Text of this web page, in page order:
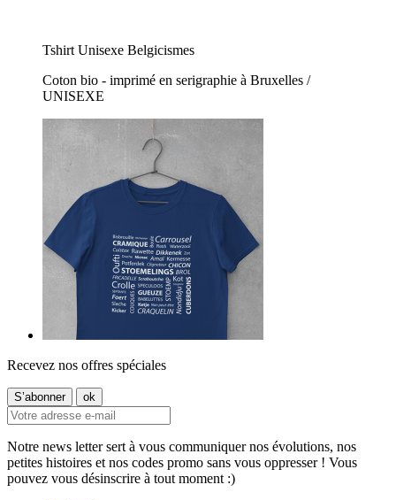
Tshirt Unisexe Belgicismes
Coton bio - imprimé en serigraphie à Bruxelles /
UNISEXE
Recevez nos offres spéciales
Notre news letter sert à vous communiquer nos évolutions, nos
petites histoires et nos codes promo sans vous oppresser ! Vous
pouvez vous désinscrire à tout moment :)